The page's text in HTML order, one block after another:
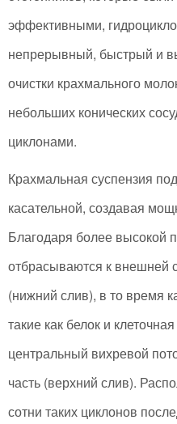
эффективными,
непрерывный, быстрый и
очистки крахмального
небольших конических
циклонами.
Крахмальная суспензия
касательной, создавая
Благодаря более высокой
отбрасываются к внешней
(нижний слив), в то время
такие как белок и
центральный вихревой
часть (верхний слив).
сотни таких циклонов